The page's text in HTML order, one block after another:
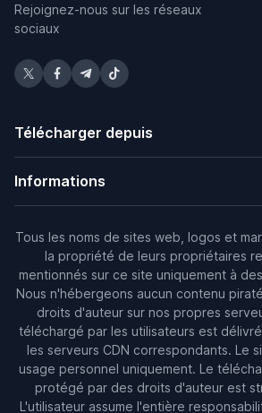
Rejoignez-nous sur les réseaux
sociaux
Télécharger depuis
Informations
Tous les noms de sites web, logos et
la propriété de leurs propriétaires
mentionnés sur ce site uniquement à
Nous n'hébergeons aucun contenu
droits d'auteur sur nos propres
téléchargé par les utilisateurs est
les serveurs CDN correspondants. Le
usage personnel uniquement. Le
protégé par des droits d'auteur est
L'utilisateur assume l'entière